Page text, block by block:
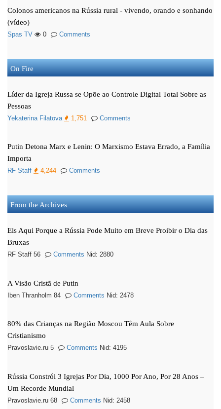
Colonos americanos na Rússia rural - vivendo, orando e sonhando
(vídeo)
Spas TV 0 Comments
On Fire
Líder da Igreja Russa se Opõe ao Controle Digital Total Sobre as
Pessoas
Yekaterina Filatova 1,751 Comments
Putin Detona Marx e Lenin: O Marxismo Estava Errado, a Família
Importa
RF Staff 4,244 Comments
From the Archives
Eis Aqui Porque a Rússia Pode Muito em Breve Proibir o Dia das
Bruxas
RF Staff 56 Comments Nid: 2880
A Visão Cristã de Putin
Iben Thranholm 84 Comments Nid: 2478
80% das Crianças na Região Moscou Têm Aula Sobre
Cristianismo
Pravoslavie.ru 5 Comments Nid: 4195
Rússia Constrói 3 Igrejas Por Dia, 1000 Por Ano, Por 28 Anos –
Um Recorde Mundial
Pravoslavie.ru 68 Comments Nid: 2458